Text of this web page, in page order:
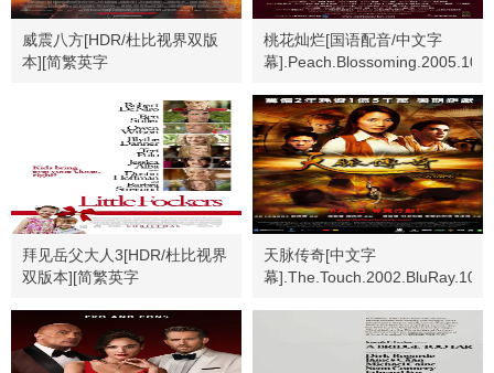
威震八方[HDR/杜比视界双版
本][简繁英字
桃花灿烂[国语配音/中文字
幕
拜见岳父大人3[HDR/杜比视界
双版本][简繁英字
天脉传奇[中文字
幕